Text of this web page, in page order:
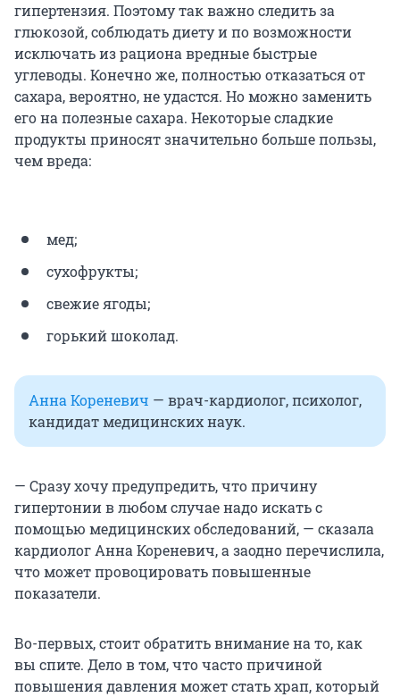
гипертензия. Поэтому так важно следить за
глюкозой, соблюдать диету и по возможности
исключать из рациона вредные быстрые
углеводы. Конечно же, полностью отказаться от
сахара, вероятно, не удастся. Но можно заменить
его на полезные сахара. Некоторые сладкие
продукты приносят значительно больше пользы,
чем вреда:
мед;
сухофрукты;
свежие ягоды;
горький шоколад.
Анна Кореневич — врач-кардиолог, психолог,
кандидат медицинских наук.
— Сразу хочу предупредить, что причину
гипертонии в любом случае надо искать с
помощью медицинских обследований, — сказала
кардиолог Анна Кореневич, а заодно перечислила,
что может провоцировать повышенные
показатели.
Во-первых, стоит обратить внимание на то, как
вы спите. Дело в том, что часто причиной
повышения давления может стать храп, который